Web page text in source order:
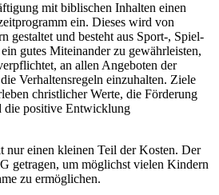
mit biblischen Inhalten einen
ein. Dieses wird von
gestaltet und besteht aus Sport-, Spiel-
gutes Miteinander zu gewährleisten,
an allen Angeboten der
Verhaltensregeln einzuhalten. Ziele
christlicher Werte, die Förderung
die positive Entwicklung
nur einen kleinen Teil der Kosten. Der
getragen, um möglichst vielen Kindern
zu ermöglichen.